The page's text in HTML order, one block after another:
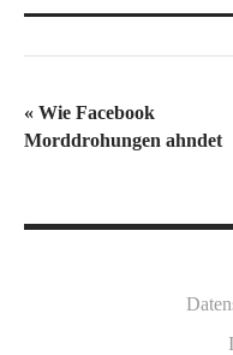
« Wie Facebook
Morddrohungen ahndet